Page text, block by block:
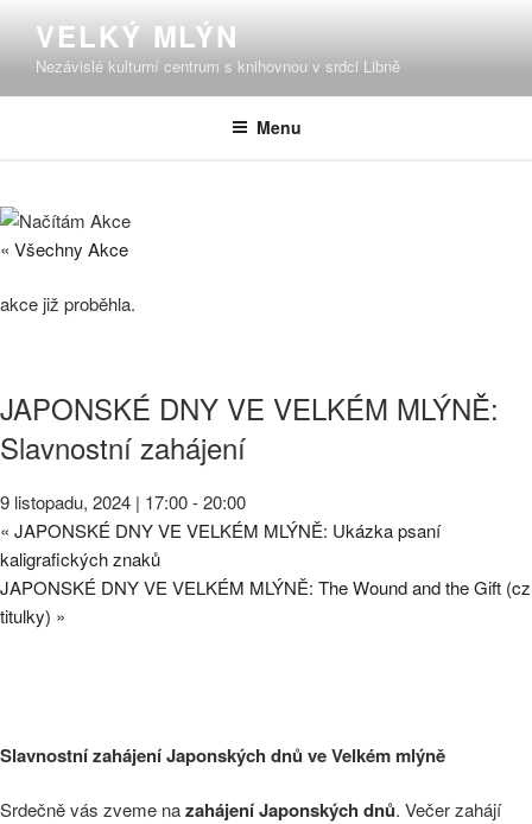
obsahu
webu
VELKÝ MLÝN
Nezávislé kulturní centrum s knihovnou v srdci Libně
Menu
« Všechny Akce
akce již proběhla.
JAPONSKÉ DNY VE VELKÉM MLÝNĚ:
Slavnostní zahájení
9 listopadu, 2024 | 17:00-20:00
« JAPONSKÉ DNY VE VELKÉM MLÝNĚ: Ukázka psaní
kaligrafických znaků
JAPONSKÉ DNY VE VELKÉM MLÝNĚ: The Wound and the Gift (cz
titulky) »
Slavnostní zahájení Japonských dnů ve Velkém mlýně
Srdečně vás zveme nazahájení Japonských dnů. Večer zahájí